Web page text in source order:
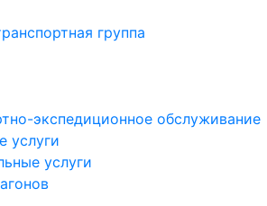
группа
экспедиционное обслуживание
услуги
услуги